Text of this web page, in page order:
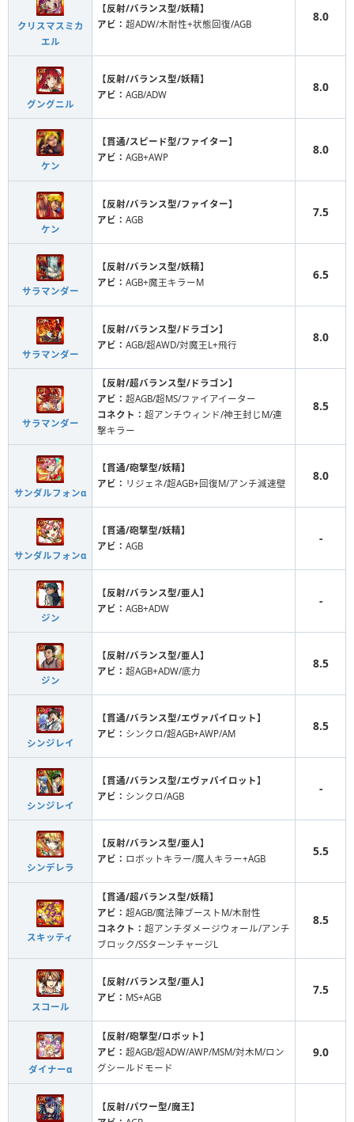
クリスマスミカ
エル
【反射/バランス型/妖精】
アビ： 超ADW/木耐性+状態回復/AGB
8.0
グングニル
【反射/バランス型/妖精】
アビ： AGB/ADW
8.0
ケン
【貫通/スピード型/ファイター】
アビ： AGB+AWP
8.0
ケン
【反射/バランス型/ファイター】
アビ： AGB
7.5
サラマンダー
【反射/バランス型/妖精】
アビ： AGB+魔王キラーM
6.5
サラマンダー
【反射/バランス型/ドラゴン】
アビ： AGB/超AWD/対魔王L+飛行
8.0
サラマンダー
【反射/超バランス型/ドラゴン】
アビ： 超AGB/超MS/ファイアイーター
コネクト： 超アンチウィンド/神王封じM/連
撃キラー
8.5
サンダルフォンα
【貫通/砲撃型/妖精】
アビ： リジェネ/超AGB+回復M/アンチ減速壁
8.0
サンダルフォンα
【貫通/砲撃型/妖精】
アビ： AGB
-
ジン
【反射/バランス型/亜人】
アビ： AGB+ADW
-
ジン
【反射/バランス型/亜人】
アビ： 超AGB+ADW/底力
8.5
シンジレイ
【貫通/バランス型/エヴァパイロット】
アビ： シンクロ/超AGB+AWP/AM
8.5
シンジレイ
【貫通/バランス型/エヴァパイロット】
アビ： シンクロ/AGB
-
シンデレラ
【反射/バランス型/亜人】
アビ： ロボットキラー/魔人キラー+AGB
5.5
スキッティ
【貫通/超バランス型/妖精】
アビ： 超AGB/魔法陣ブーストM/木耐性
コネクト： 超アンチダメージウォール/アンチ
ブロック/SSターンチャージL
8.5
スコール
【反射/バランス型/亜人】
アビ： MS+AGB
7.5
ダイナーα
【反射/砲撃型/ロボット】
アビ： 超AGB/超ADW/AWP/MSM/対木M/ロン
グシールドモード
9.0
【反射/パワー型/魔王】